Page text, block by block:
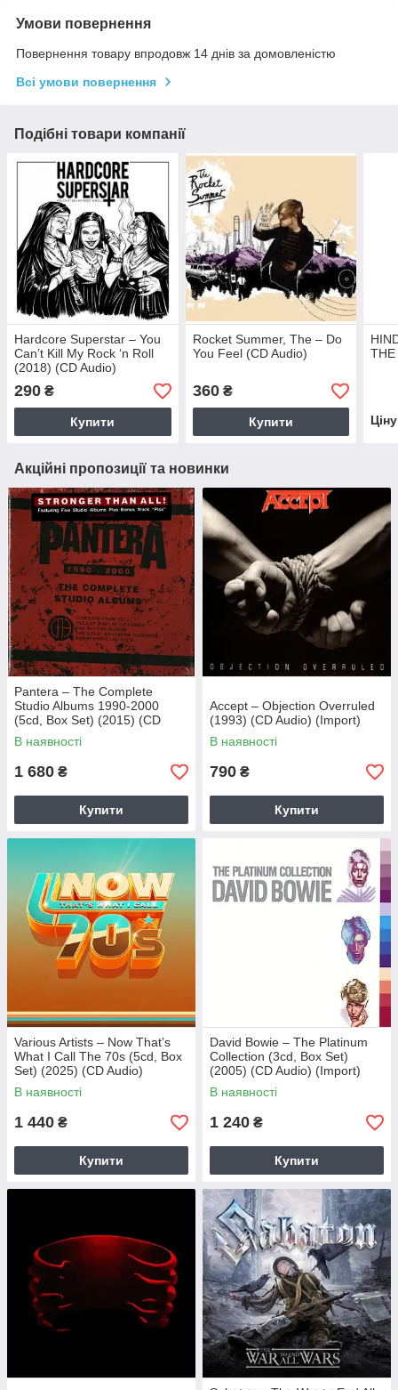
Умови повернення
Повернення товару впродовж 14 днів за домовленістю
Всі умови повернення
Подібні товари компанії
Hardcore Superstar – You
Can’t Kill My Rock ‘n Roll
(2018) (CD Audio)
290 ₴
Купити
Rocket Summer, The – Do
You Feel (CD Audio)
360₴
Купити
Акційні пропозиції та новинки
Pantera – The Complete
Studio Albums 1990-2000
(5cd, Box Set) (2015) (CD
Audio) (Import)
В наявності
1 680 ₴
Купити
Accept – Objection Overruled
(1993) (CD Audio) (Import)
В наявності
790 ₴
Купити
Various Artists – Now That’s
What I Call The 70s (5cd, Box
Set) (2025) (CD Audio)
(Import)
В наявності
1 440 ₴
Купити
David Bowie – The Platinum
Collection (3cd, Box Set)
(2005) (CD Audio) (Import)
В наявності
1 240 ₴
Купити